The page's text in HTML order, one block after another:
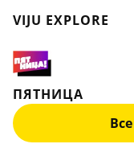
VIJU EXPLORE
ПЯТНИЦА